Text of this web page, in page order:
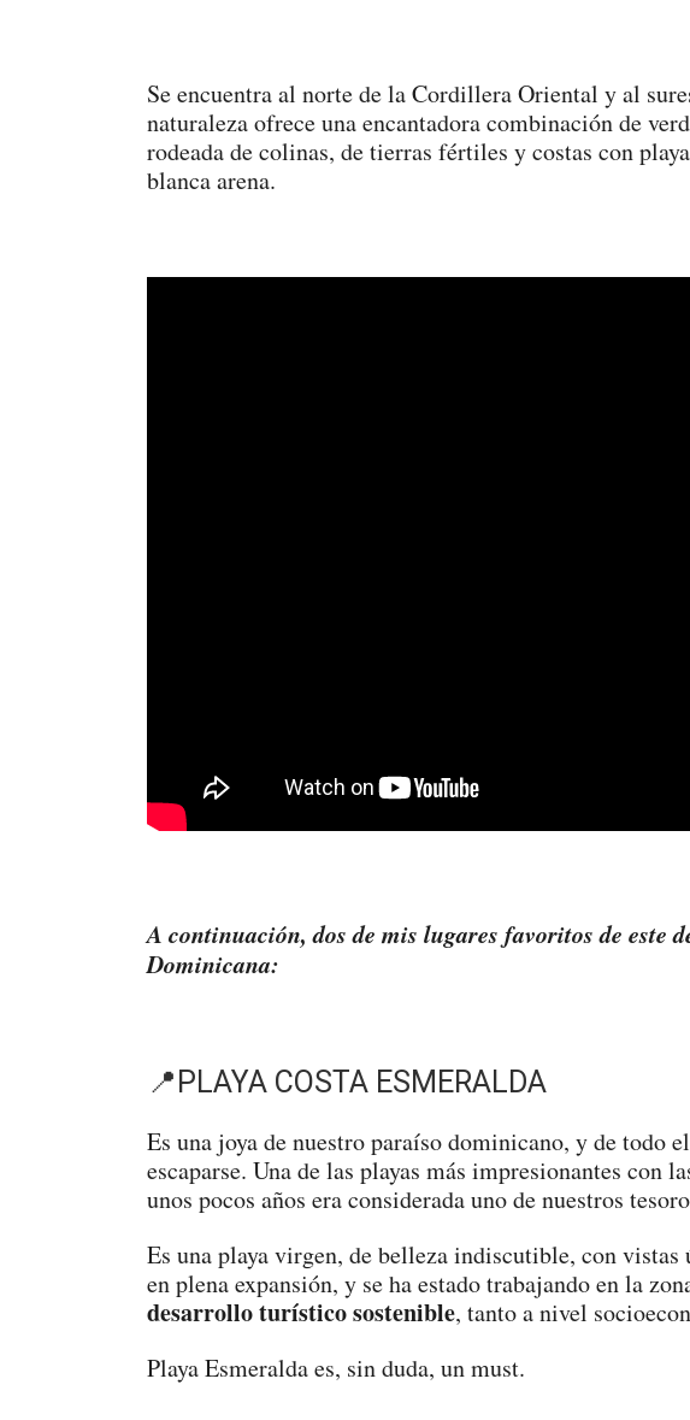
Se encuentra al norte de la Cordillera Oriental y al
naturaleza ofrece una encantadora combinación de
rodeada de colinas, de tierras fértiles y costas con
blanca arena.
A continuación, dos de mis lugares favoritos de este
Dominicana:
📍PLAYA COSTA ESMERALDA
Es una joya de nuestro paraíso dominicano, y de todo
escaparse. Una de las playas más impresionantes con
unos pocos años era considerada uno de nuestros
Es una playa virgen, de belleza indiscutible, con vistas
en plena expansión, y se ha estado trabajando en la
desarrollo turístico sostenible, tanto a nivel
Playa Esmeralda es, sin duda, un must.